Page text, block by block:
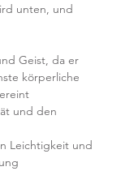
unten, und
Geist, da er
körperliche
und den
Leichtigkeit und